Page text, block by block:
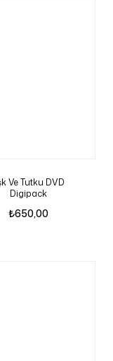
Ve Tutku DVD
Digipack
₺650,00